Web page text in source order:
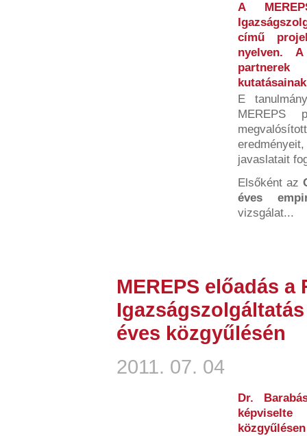
A
című
nyelven.
partnerek
E
MEREPS
javaslatait
Elsőként az
éves
vizsgálat...
MEREPS előadás a
éves közgyűlésén
2011. 07. 04
Dr.